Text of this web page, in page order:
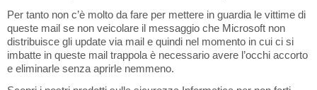
Per tanto non c’è molto da fare per mettere in guardia le vittime di
queste mail se non veicolare il messaggio che Microsoft non
distribuisce gli update via mail e quindi nel momento in cui ci si
imbatte in queste mail trappola è necessario avere l’occhi accorto
e eliminarle senza aprirle nemmeno.